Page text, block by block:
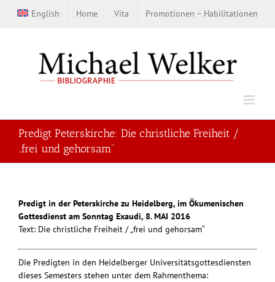
Inhalt
English Home Vita Promotionen – Habilitationen
Predigt Peterskirche: Die christliche Freiheit /
„frei und gehorsam“
Predigt in der Peterskirche zu Heidelberg, im Ökumenischen
Gottesdienst am Sonntag Exaudi, 8. MAI 2016
Text: Die christliche Freiheit / „frei und gehorsam“
Die Predigten in den Heidelberger Universitätsgottesdiensten
dieses Semesters stehen unter dem Rahmenthema: